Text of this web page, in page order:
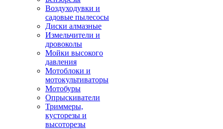
Воздуходувки и
садовые пылесосы
Диски алмазные
Измельчители и
дровоколы
Мойки высокого
давления
Мотоблоки и
мотокультиваторы
Мотобуры
Опрыскиватели
Триммеры,
кусторезы и
высоторезы